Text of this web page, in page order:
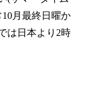
月最終日曜か
は日本より2時